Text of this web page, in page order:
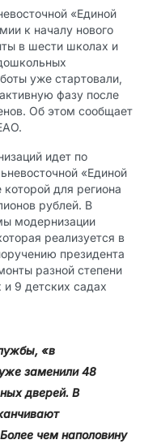
«Единой
к началу нового
в шести школах и
уже​ стартовали,
фазу после
Об этом сообщает
идет по
«Единой
для региона
рублей. В
модернизации
реализуется в
президента
разной степени
9 детских садах
«в
заменили 48
дверей. В
чем наполовину